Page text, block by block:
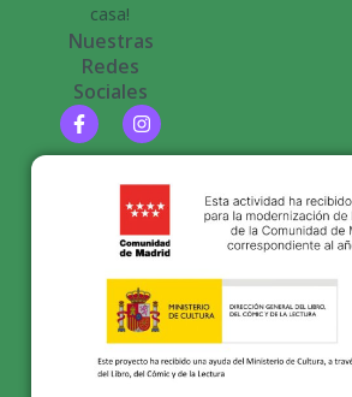
casa!
Nuestras
Redes
Sociales